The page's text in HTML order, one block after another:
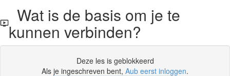
Wat is de basis om je te
kunnen verbinden?
Deze les is geblokkeerd
Als je ingeschreven bent, Aub eerst inloggen.